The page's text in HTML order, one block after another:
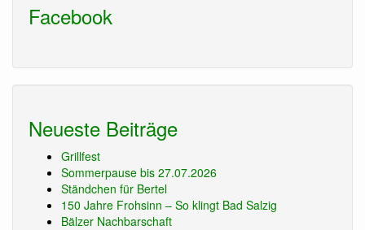
Facebook
Neueste Beiträge
Grillfest
Sommerpause bis 27.07.2026
Ständchen für Bertel
150 Jahre Frohsinn – So klingt Bad Salzig
Bälzer Nachbarschaft